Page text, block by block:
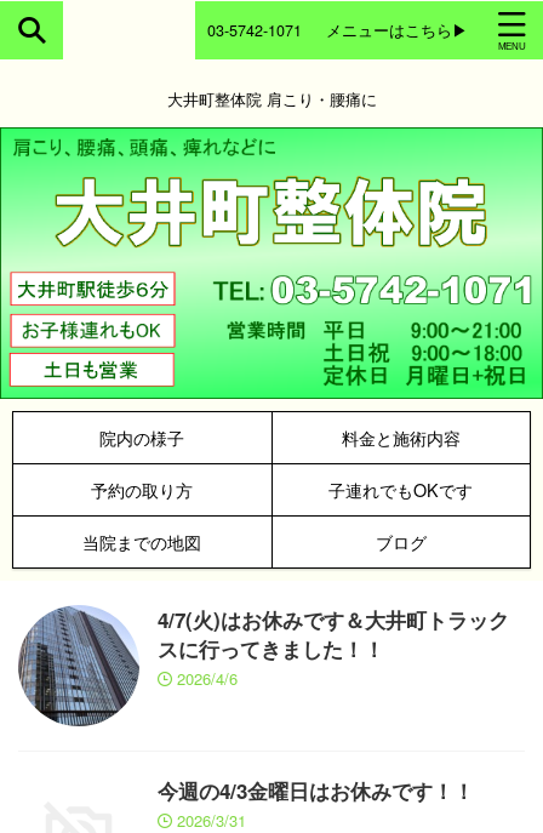
03-5742-1071 メニューはこちら▶
大井町整体院 肩こり・腰痛に
院内の様子 料金と施術内容
予約の取り方 子連れでもOKです
当院までの地図 ブログ
4/7(火)はお休みです＆大井町トラック
スに行ってきました！！
2026/4/6
今週の4/3金曜日はお休みです！！
2026/3/31